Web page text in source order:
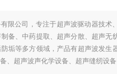
限公司，专注于超声波驱动器技术
备、中药提取、超声分散、超声无
垢等多方领域，产品有超声波发生
、超声波声化学设备、超声缝纫设备